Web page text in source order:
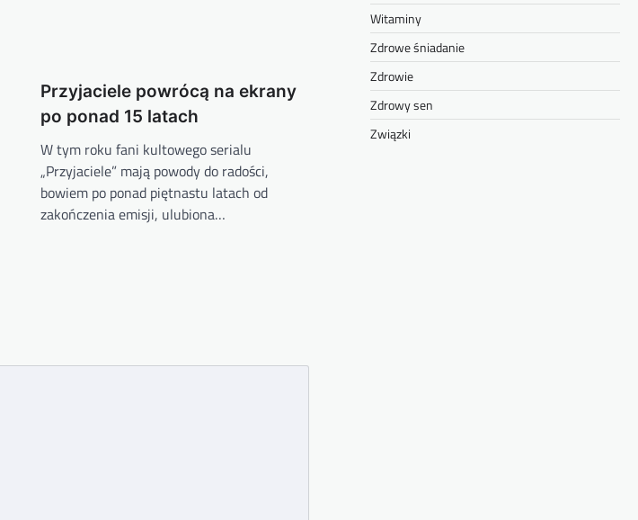
Przyjaciele powrócą na ekrany
po ponad 15 latach
W tym roku fani kultowego serialu
„Przyjaciele” mają powody do radości,
bowiem po ponad piętnastu latach od
zakończenia emisji, ulubiona…
Witaminy
Zdrowe śniadanie
Zdrowie
Zdrowy sen
Związki